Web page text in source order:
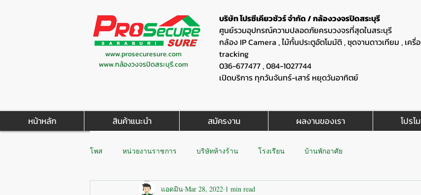
www.prosecuresure.com
www.กล้องวงจรปิดสระบุรี.com
บริษัท โปรซีเคียวชัวร์ จำกัด / กล้องวงจรปิดสระบุรี
ศูนย์รวมอุปกรณ์ความปลอดภัยครบวงจรที่สุดในสระบุรี
กล้อง IP Camera , ไม้กั้นประตูอัตโมมัติ , ชุดจานดาวเทียม , เครื่
tracking
036-677477 , 084-1027744
เปิดบริการ ทุกวันจันทร์-เสาร์ หยุดวันอาทิตย์
หน้าหลัก สินค้าแนะนำ สมัครงาน ผลงานของเรา โปรโ
โพส หน่วยงานราชการ บริษัทห้างร้าน โรงเรียน บ้านพักอาศัย
แอดมิน Mar 28, 2022 1 min read